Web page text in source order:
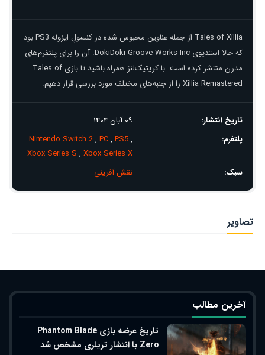
Tales of Xillia از جمله عناوین محبوس شده در کنسولِ ایزوله PS3 بود
که حالا استدیوی DokiDoki Groove Works Inc. آن را برای پلتفرم‌های
مدرن منتشر کرده است. با کریتیک‌لنز همراه باشید تا بازی Tales of
Xillia Remastered را از جنبه‌های مختلف مورد بررسی قرار دهیم.
تاریخ انتشار:
۰۹ آبان ۱۴۰۴
پلتفرم:
Nintendo Switch 2, PC, PS5,
Xbox Series S , Xbox Series X
سبک:
نقش آفرینی
تصاویر
آخرین مطالب
تاریخ عرضه بازی Phantom Blade
Zero با انتشار تریلری مشخص شد